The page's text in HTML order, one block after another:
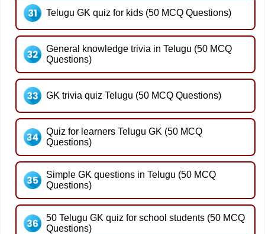
Telugu GK quiz for kids (50 MCQ Questions)
General knowledge trivia in Telugu (50 MCQ
Questions)
GK trivia quiz Telugu (50 MCQ Questions)
Quiz for learners Telugu GK (50 MCQ
Questions)
Simple GK questions in Telugu (50 MCQ
Questions)
50 Telugu GK quiz for school students (50 MCQ
Questions)